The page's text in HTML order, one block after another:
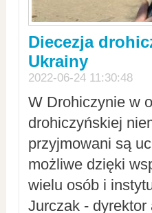
Diecezja
Ukrainy
2022-06-24 11:30:48
W Drohiczynie w
drohiczyńskiej
przyjmowani są
możliwe dzięki
wielu osób i
Jurczak -